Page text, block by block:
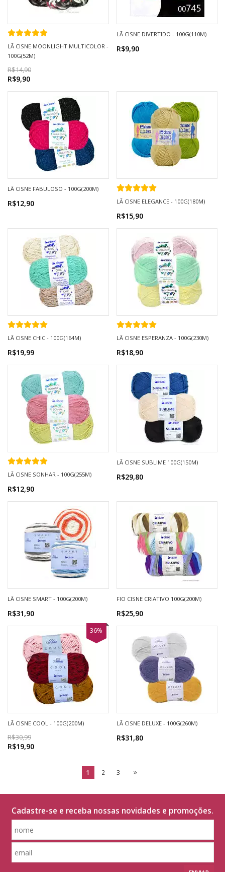
LÃ CISNE MOONLIGHT MULTICOLOR -
100G(52M)
R$14,90
R$9,90
LÃ CISNE DIVERTIDO - 100G(110M)
R$9,90
LÃ CISNE FABULOSO - 100G(200M)
R$12,90 LÃ CISNE ELEGANCE - 100G(180M)
R$15,90
LÃ CISNE CHIC - 100G(164M)
R$19,99
LÃ CISNE ESPERANZA - 100G(230M)
R$18,90
LÃ CISNE SONHAR - 100G(255M)
R$12,90
LÃ CISNE SUBLIME 100G(150M)
R$29,80
LÃ CISNE SMART - 100G(200M)
R$31,90
FIO CISNE CRIATIVO 100G(200M)
R$25,90
LÃ CISNE COOL - 100G(200M)
R$30,99
R$19,90
36%
LÃ CISNE DELUXE - 100G(260M)
R$31,80
1 2 3
Cadastre-se e receba nossas novidades e promoções.